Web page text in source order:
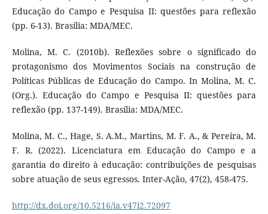
Educação do Campo e Pesquisa II: questões para reflexão
(pp. 6-13). Brasília: MDA/MEC.
Molina, M. C. (2010b). Reflexões sobre o significado do
protagonismo dos Movimentos Sociais na construção de
Políticas Públicas de Educação do Campo. In Molina, M. C.
(Org.). Educação do Campo e Pesquisa II: questões para
reflexão (pp. 137-149). Brasília: MDA/MEC.
Molina, M. C., Hage, S. A.M., Martins, M. F. A., & Pereira, M.
F. R. (2022). Licenciatura em Educação do Campo e a
garantia do direito à educação: contribuições de pesquisas
sobre atuação de seus egressos. Inter-Ação, 47(2), 458-475.
http://dx.doi.org/10.5216/ia.v47i2.72097